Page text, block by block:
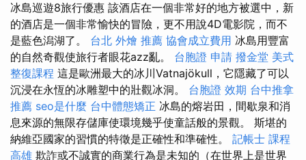
冰島巡遊8旅行優惠 該酒店在一個非常好的地方被選中，新
的酒店是一個非常愉快的冒險，更不用說4D電影院，而不
是藍色潟湖了。 台北 外燴 推薦 協會成立費用 冰島用豐富
的自然奇觀使旅行者眼花azz亂。 台胞證 申請 撥金堂 美式
整復課程 這是歐洲最大的冰川Vatnajökull，它隱藏了可以
沉浸在永恆的冰雕塑中的壯觀冰洞。 台胞證 效期 台中推拿
推薦 seo是什麼 台中體態矯正 冰島的熔岩田，間歇泉和消
息來源的無限存儲庫使環境幾乎使童話般的景觀。 斯堪的
納維亞國家的習慣的特徵是正確性和準確性。 記帳士 課程
高雄 欺詐或不誠實的商業行為是未知的（在世界上是世界